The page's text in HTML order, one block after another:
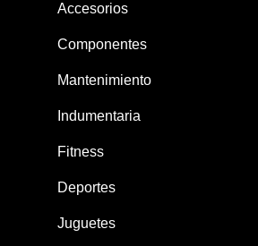
Accesorios
Componentes
Mantenimiento
Indumentaria
Fitness
Deportes
Juguetes